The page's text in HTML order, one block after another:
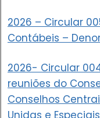
2026 – Circular
Contábeis –
2026- Circular
reuniões do
Conselhos
Unidas e